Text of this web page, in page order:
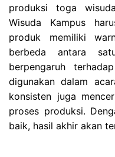
produksi toga
Wisuda Kampus
produk memiliki
berbeda antara
berpengaruh
digunakan dalam
konsisten juga
proses produksi.
baik, hasil akhir akan